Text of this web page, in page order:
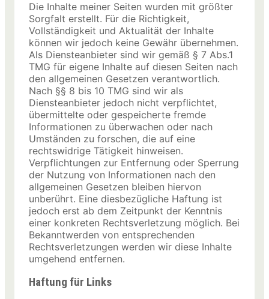
Die Inhalte meiner Seiten wurden mit größter
Sorgfalt erstellt. Für die Richtigkeit,
Vollständigkeit und Aktualität der Inhalte
können wir jedoch keine Gewähr übernehmen.
Als Diensteanbieter sind wir gemäß § 7 Abs.1
TMG für eigene Inhalte auf diesen Seiten nach
den allgemeinen Gesetzen verantwortlich.
Nach §§ 8 bis 10 TMG sind wir als
Diensteanbieter jedoch nicht verpflichtet,
übermittelte oder gespeicherte fremde
Informationen zu überwachen oder nach
Umständen zu forschen, die auf eine
rechtswidrige Tätigkeit hinweisen.
Verpflichtungen zur Entfernung oder Sperrung
der Nutzung von Informationen nach den
allgemeinen Gesetzen bleiben hiervon
unberührt. Eine diesbezügliche Haftung ist
jedoch erst ab dem Zeitpunkt der Kenntnis
einer konkreten Rechtsverletzung möglich. Bei
Bekanntwerden von entsprechenden
Rechtsverletzungen werden wir diese Inhalte
umgehend entfernen.
Haftung für Links